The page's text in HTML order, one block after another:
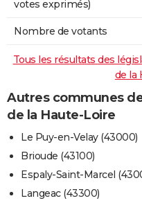
votes exprimés)
Nombre de votants
Tous les résultats des
de la
Autres communes
de la Haute-Loire
Le Puy-en-Velay (43000)
Brioude (43100)
Espaly-Saint-Marcel
Langeac (43300)